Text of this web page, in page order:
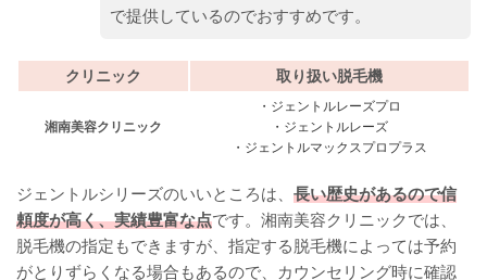
で提供しているのでおすすめです。
クリニック 取り扱い脱毛機
湘南美容クリニック
・ジェントルレーズプロ
・ジェントルレーズ
・ジェントルマックスプロプラス
ジェントルシリーズのいいところは、 長い歴史があるので信
頼度が高く、実績豊富な点です。湘南美容クリニックでは、
脱毛機の指定もできますが、指定する脱毛機によっては予約
がとりずらくなる場合もあるので、カウンセリング時に確認